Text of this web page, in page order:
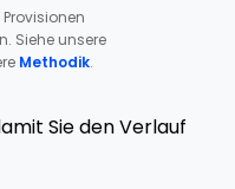
Siehe unsere
Methodik.
Sie den Verlauf